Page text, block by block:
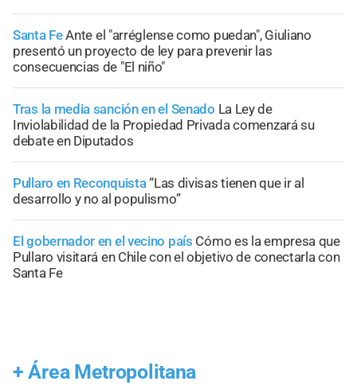
Santa FeAnte el "arréglense como puedan", Giuliano
presentó un proyecto de ley para prevenir las
consecuencias de "El niño"
Tras la media sanción en el Senado La Ley de
Inviolabilidad de la Propiedad Privada comenzará su
debate en Diputados
Pullaro en Reconquista“Las divisas tienen que ir al
desarrollo y no al populismo”
El gobernador en el vecino país Cómo es la empresa que
Pullaro visitará en Chile con el objetivo de conectarla con
Santa Fe
+ Área Metropolitana